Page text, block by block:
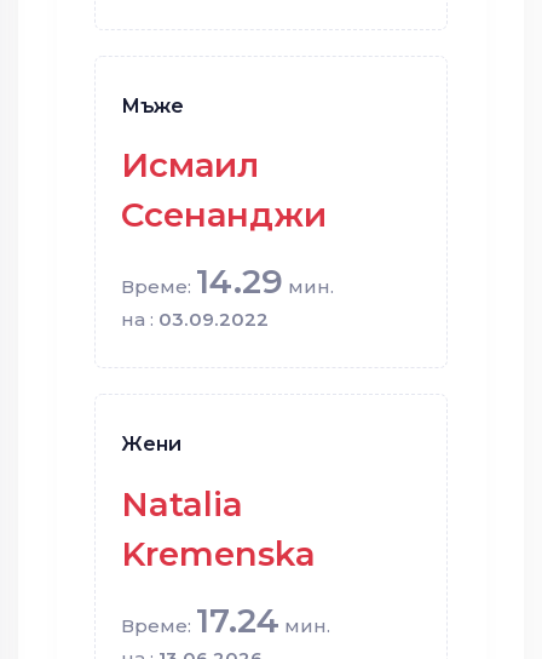
Мъже
Исмаил
Ссенанджи
Време: 14.29 мин.
на : 03.09.2022
Жени
Natalia
Kremenska
Време: 17.24 мин.